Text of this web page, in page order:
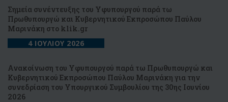
Σημεία συνέντευξης του Υφυπουργού παρά τω
Πρωθυπουργώ και Κυβερνητικού Εκπροσώπου Παύλου
Μαρινάκη στo klik.gr
4 ΙΟΥΛΙΟΥ 2026
Ανακοίνωση του Υφυπουργού παρά τω Πρωθυπουργώ και
Κυβερνητικού Εκπροσώπου Παύλου Μαρινάκη για την
συνεδρίαση του Υπουργικού Συμβουλίου της 30ης Ιουνίου
2026